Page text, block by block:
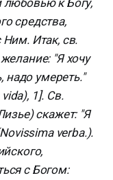
средства,
Ним. Итак, св.
"Я хочу
надо умереть."
1]. Св.
скажет: "Я
verba.).
с Богом: